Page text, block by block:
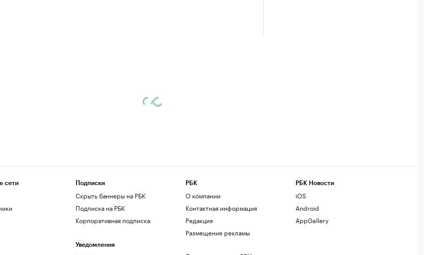
сети Подписки
Скрыть баннеры на РБК
Подписка на РБК
Корпоративная подписка
Уведомления
РБК
О компании
Контактная информация
Редакция
Размещение рекламы
РБК Новости
iOS
Android
AppGallery